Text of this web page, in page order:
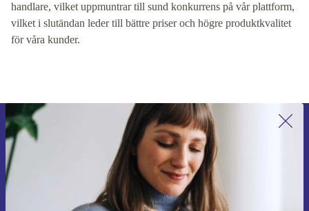
handlare, vilket uppmuntrar till sund konkurrens på vår plattform,
vilket i slutändan leder till bättre priser och högre produktkvalitet
för våra kunder.
Anmäl dig till vårt nyhetsbrev för
första gången och spara 200 kr!
Missa aldrig ett erbjudande igen.